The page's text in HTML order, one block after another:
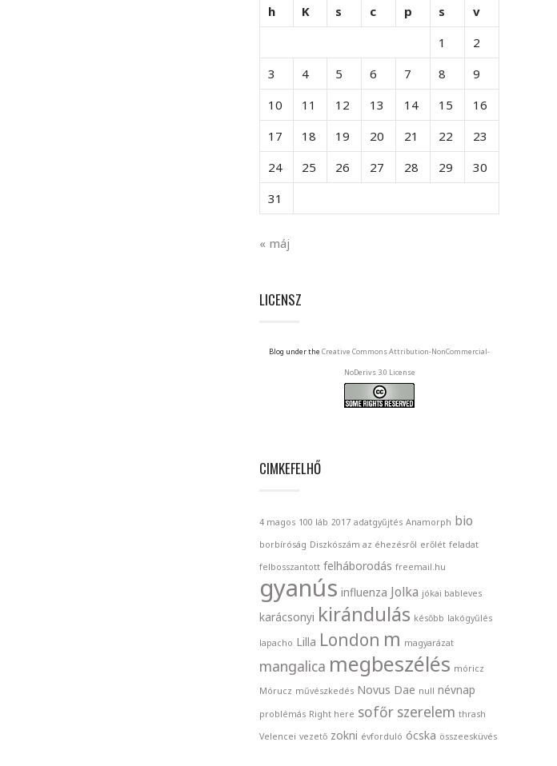
h
K s c p s
v
1
2
3
4 5 6 7 8
9
10
11 12 13 14 15
16
17
18 19 20 21 22
23
24
25 26 27 28 29
30
31
« máj
LICENSZ
Blog under the Creative Commons Attribution-NonCommercial-
NoDerivs 3.0 License
CIMKEFELHŐ
4 magos 100 láb 2017 adatgyűjtés Anamorph bio
borbíróság Diszkószám az éhezésről erőlét feladat
felbosszantott felháborodás freemail.hu
gyanús influenza Jolka jókai bableves
karácsonyi kirándulás később lakógyűlés
lapacho Lilla London m magyarázat
mangalica megbeszélés móricz
Mórucz művészkedés Novus Dae null névnap
problémás Right here sofőr szerelem thrash
Velencei vezető zokni évforduló ócska összeesküvés